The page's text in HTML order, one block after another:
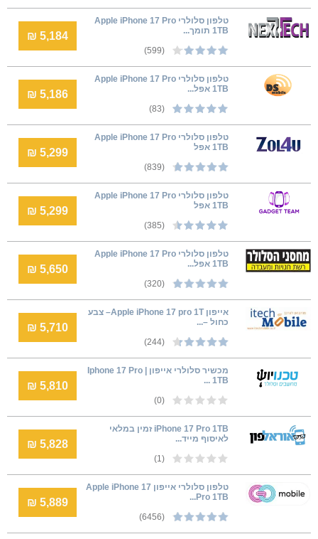
טלפון סלולרי Apple iPhone 17 Pro
1TB תומך...
(599)
5,184 ₪
טלפון סלולרי Apple iPhone 17 Pro
1TB אפל...
(83)
5,186 ₪
טלפון סלולרי Apple iPhone 17 Pro
1TB אפל
(839)
5,299 ₪
טלפון סלולרי Apple iPhone 17 Pro
1TB אפל
(385)
5,299 ₪
טלפון סלולרי Apple iPhone 17 Pro
1TB אפל...
(320)
5,650 ₪
אייפון Apple iPhone 17 pro 1T– צבע
כחול –...
(244)
5,710 ₪
מכשיר סלולרי אייפון | Iphone 17 Pro
1TB ...
(0)
5,810 ₪
iPhone 17 Pro 1TB זמין במלאי
לאיסוף מייד...
(1)
5,828 ₪
טלפון סלולרי אייפון Apple iPhone 17
Pro 1TB...
(6456)
5,889 ₪